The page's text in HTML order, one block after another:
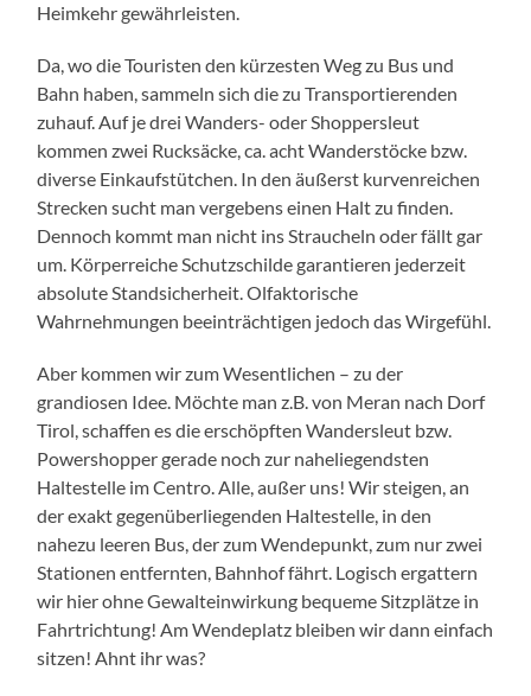
Heimkehr gewährleisten.
Da, wo die Touristen den kürzesten Weg zu Bus und
Bahn haben, sammeln sich die zu Transportierenden
zuhauf. Auf je drei Wanders- oder Shoppersleut
kommen zwei Rucksäcke, ca. acht Wanderstöcke bzw.
diverse Einkaufstütchen. In den äußerst kurvenreichen
Strecken sucht man vergebens einen Halt zu finden.
Dennoch kommt man nicht ins Straucheln oder fällt gar
um. Körperreiche Schutzschilde garantieren jederzeit
absolute Standsicherheit. Olfaktorische
Wahrnehmungen beeinträchtigen jedoch das Wirgefühl.
Aber kommen wir zum Wesentlichen – zu der
grandiosen Idee. Möchte man z.B. von Meran nach Dorf
Tirol, schaffen es die erschöpften Wandersleut bzw.
Powershopper gerade noch zur naheliegendsten
Haltestelle im Centro. Alle, außer uns! Wir steigen, an
der exakt gegenüberliegenden Haltestelle, in den
nahezu leeren Bus, der zum Wendepunkt, zum nur zwei
Stationen entfernten, Bahnhof fährt. Logisch ergattern
wir hier ohne Gewalteinwirkung bequeme Sitzplätze in
Fahrtrichtung! Am Wendeplatz bleiben wir dann einfach
sitzen! Ahnt ihr was?